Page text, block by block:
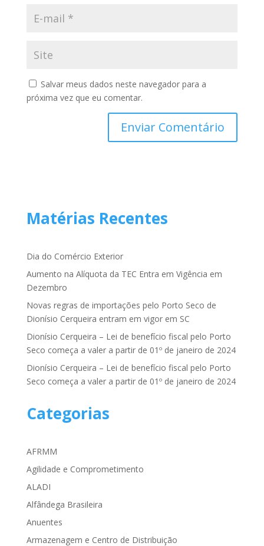
Salvar meus dados neste navegador para a
próxima vez que eu comentar.
Matérias Recentes
Dia do Comércio Exterior
Aumento na Alíquota da TEC Entra em Vigência em
Dezembro
Novas regras de importações pelo Porto Seco de
Dionísio Cerqueira entram em vigor em SC
Dionísio Cerqueira – Lei de benefício fiscal pelo Porto
Seco começa a valer a partir de 01º de janeiro de 2024
Dionísio Cerqueira – Lei de benefício fiscal pelo Porto
Seco começa a valer a partir de 01º de janeiro de 2024
Categorias
AFRMM
Agilidade e Comprometimento
ALADI
Alfândega Brasileira
Anuentes
Armazenagem e Centro de Distribuição